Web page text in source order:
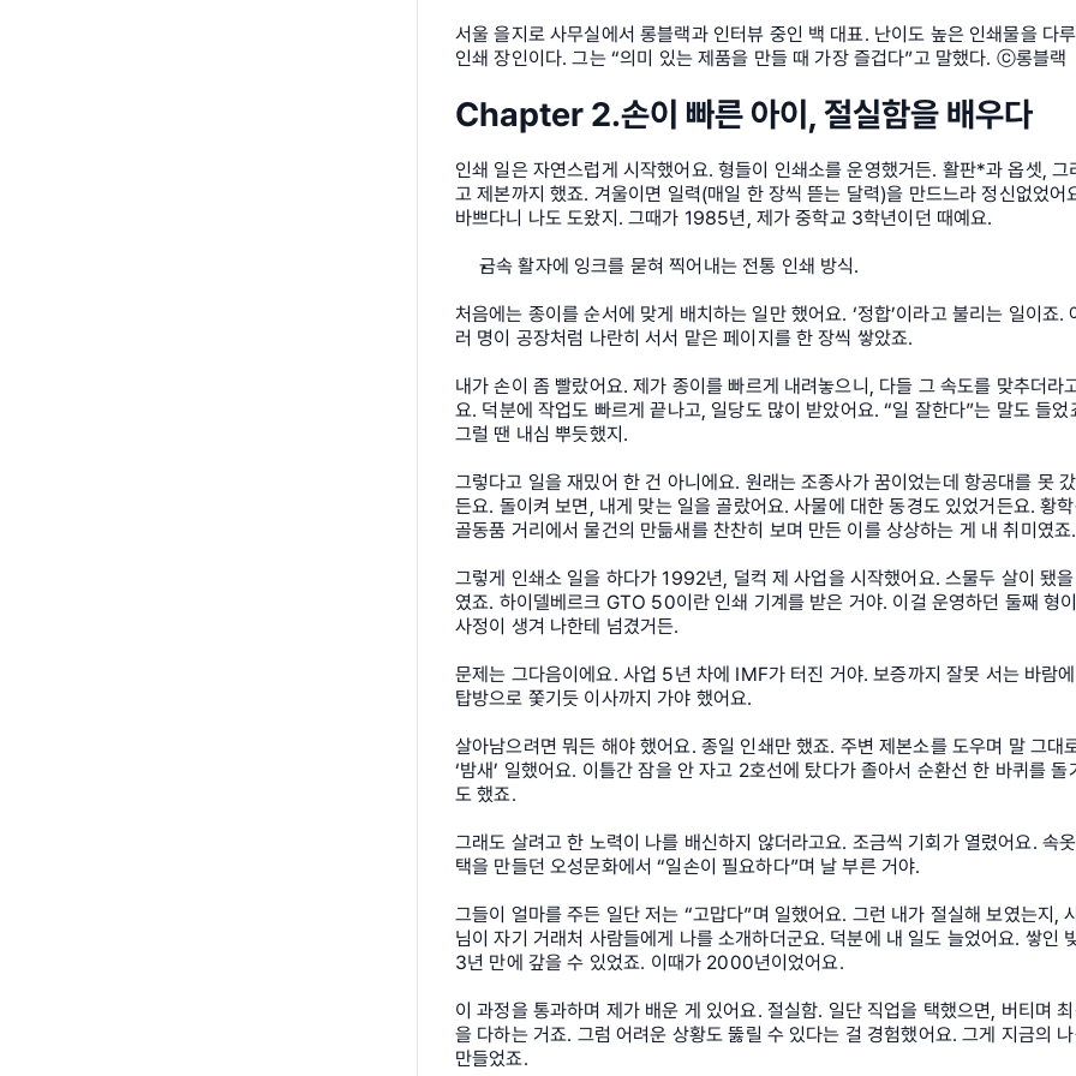
서울 을지로 사무실에서 롱블랙과 인터뷰 중인 백 대표. 난이도 높은 인쇄물을 다
인쇄 장인이다. 그는 “의미 있는 제품을 만들 때 가장 즐겁다”고 말했다. ⓒ롱블랙
Chapter 2.손이 빠른 아이, 절실함을 배우다
인쇄 일은 자연스럽게 시작했어요. 형들이 인쇄소를 운영했거든. 활판*과 옵셋, 그
고 제본까지 했죠. 겨울이면 일력(매일 한 장씩 뜯는 달력)을 만드느라 정신없었어
바쁘다니 나도 도왔지. 그때가 1985년, 제가 중학교 3학년이던 때예요.
금속 활자에 잉크를 묻혀 찍어내는 전통 인쇄 방식.
처음에는 종이를 순서에 맞게 배치하는 일만 했어요. ‘정합’이라고 불리는 일이죠.
러 명이 공장처럼 나란히 서서 맡은 페이지를 한 장씩 쌓았죠.
내가 손이 좀 빨랐어요. 제가 종이를 빠르게 내려놓으니, 다들 그 속도를 맞추더라
요. 덕분에 작업도 빠르게 끝나고, 일당도 많이 받았어요. “일 잘한다”는 말도 들었
그럴 땐 내심 뿌듯했지.
그렇다고 일을 재밌어 한 건 아니에요. 원래는 조종사가 꿈이었는데 항공대를 못
든요. 돌이켜 보면, 내게 맞는 일을 골랐어요. 사물에 대한 동경도 있었거든요. 황
골동품 거리에서 물건의 만듦새를 찬찬히 보며 만든 이를 상상하는 게 내 취미였죠.
그렇게 인쇄소 일을 하다가 1992년, 덜컥 제 사업을 시작했어요. 스물두 살이 됐
였죠. 하이델베르크 GTO 50이란 인쇄 기계를 받은 거야. 이걸 운영하던 둘째 형이
사정이 생겨 나한테 넘겼거든.
문제는 그다음이에요. 사업 5년 차에 IMF가 터진 거야. 보증까지 잘못 서는 바람
탑방으로 쫓기듯 이사까지 가야 했어요.
살아남으려면 뭐든 해야 했어요. 종일 인쇄만 했죠. 주변 제본소를 도우며 말 그대
‘밤새’ 일했어요. 이틀간 잠을 안 자고 2호선에 탔다가 졸아서 순환선 한 바퀴를 돌
도 했죠.
그래도 살려고 한 노력이 나를 배신하지 않더라고요. 조금씩 기회가 열렸어요. 속
택을 만들던 오성문화에서 “일손이 필요하다”며 날 부른 거야.
그들이 얼마를 주든 일단 저는 “고맙다”며 일했어요. 그런 내가 절실해 보였는지,
님이 자기 거래처 사람들에게 나를 소개하더군요. 덕분에 내 일도 늘었어요. 쌓인
3년 만에 갚을 수 있었죠. 이때가 2000년이었어요.
이 과정을 통과하며 제가 배운 게 있어요. 절실함. 일단 직업을 택했으면, 버티며 최
을 다하는 거죠. 그럼 어려운 상황도 뚫릴 수 있다는 걸 경험했어요. 그게 지금의
만들었죠.